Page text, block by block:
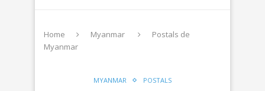
Home Myanmar
Postals de
Myanmar
MYANMAR POSTALS